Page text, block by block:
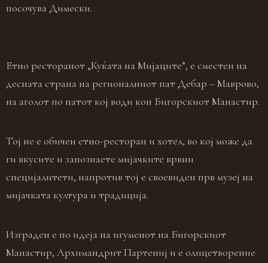
посочува Димески.
Етно ресторанот „Куќата на Мијаците”, е сместен на
десната страна на регионалниот пат Дебар – Маврово,
на аголот по патот кој води кон Бигорскиот Манастир.
Тој не е обичен етно-ресторан и хотел, во кој може да
ги вкусите и запознаете мијачките врвни
специјалитети, напротив тој е своевиден прв музеј на
мијачката култура и традиција.
Изграден е по идеја на игуменот на Бигорскиот
Манастир, Архимандрит Партениј и е олицетворение